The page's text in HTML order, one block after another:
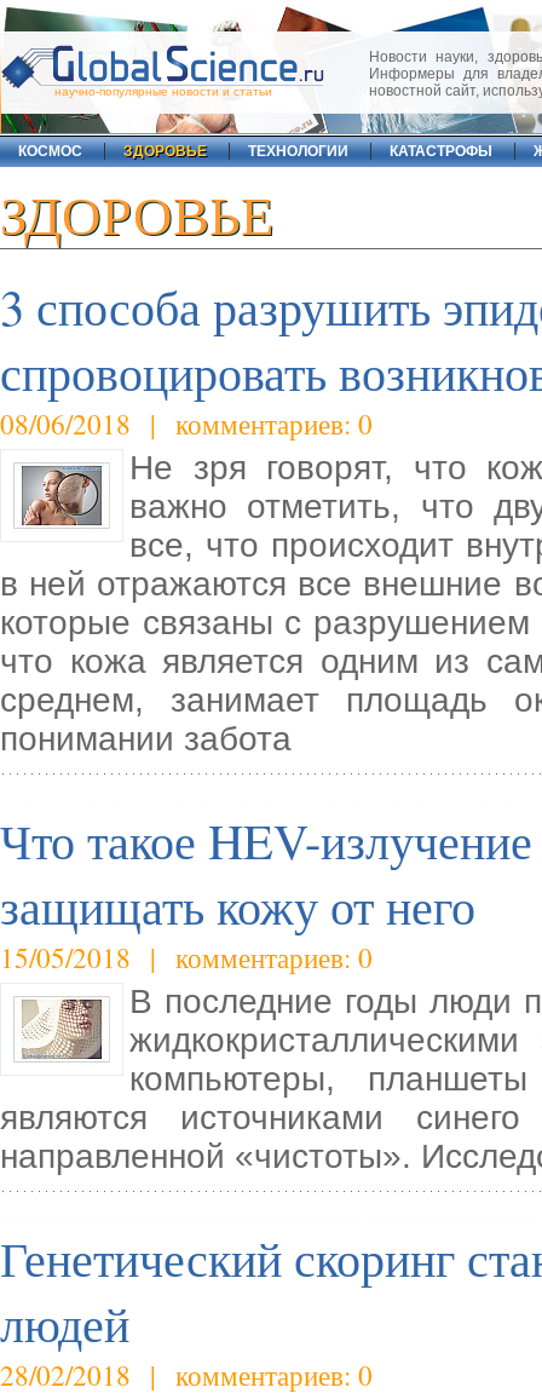
научно-популярные новости и статьи
Новости науки,
Информеры для
новостной сайт,
КОСМОС ЗДОРОВЬЕ ТЕХНОЛОГИИ КАТАСТРОФЫ
ЗДОРОВЬЕ
3 способа разрушить
спровоцировать
08/06/2018 | комментариев: 0
Не зря говорят, что
важно отметить, что
все, что происходит
в ней отражаются все внешние
которые связаны с
что кожа является одним из
среднем, занимает
понимании забота
Что такое HEV-
защищать кожу от него
15/05/2018 | комментариев: 0
В последние годы люди
компьютеры,
являются источниками
направленной «чистоты».
Генетический скоринг
людей
28/02/2018 | комментариев: 0